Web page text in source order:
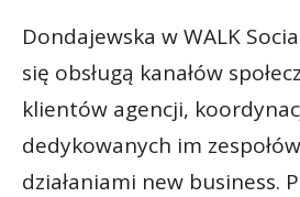
Dondajewska w WALK
się obsługą kanałów
klientów agencji,
dedykowanych im
działaniami new business.